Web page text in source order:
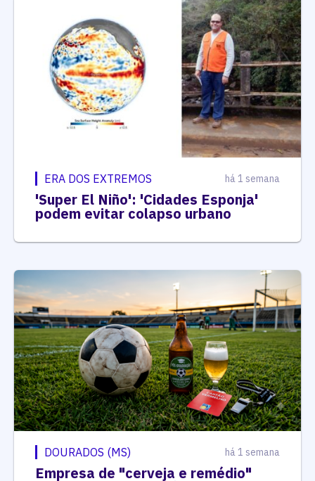
ERA DOS EXTREMOS há 1 semana
'Super El Niño': 'Cidades Esponja'
podem evitar colapso urbano
DOURADOS (MS) há 1 semana
Empresa de "cerveja e remédio"